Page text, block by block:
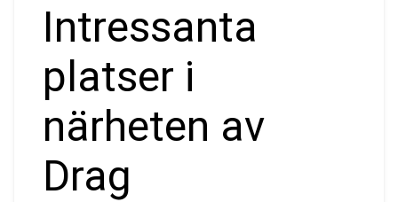
Intressanta
platser i
närheten av
Drag